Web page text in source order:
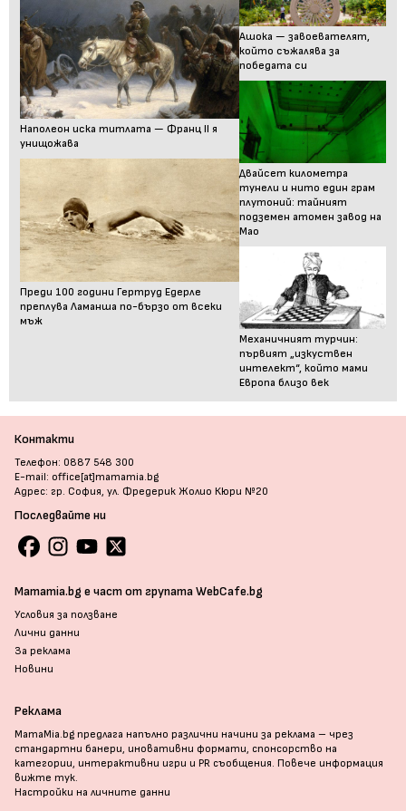
Наполеон иска титлата — Франц II я
унищожава
Преди 100 години Гертруд Едерле
преплува Ламанша по-бързо от всеки
мъж
Ашока — завоевателят,
който съжалява за
победата си
Двайсет километра
тунели и нито един грам
плутоний: тайният
подземен атомен завод на
Мао
Механичният турчин:
първият „изкуствен
интелект“, който мами
Европа близо век
Контакти
Телефон: 0887 548 300
E-mail: office[at]mamamia.bg
Адрес: гр. София, ул. Фредерик Жолио Кюри №20
Последвайте ни
Mamamia.bg е част от групата WebCafe.bg
Условия за ползване
Лични данни
За реклама
Новини
Реклама
MamaMia.bg предлага напълно различни начини за реклама – чрез
стандартни банери, иновативни формати, спонсорство на
категории, интерактивни игри и PR съобщения. Повече информация
вижте тук.
Настройки на личните данни